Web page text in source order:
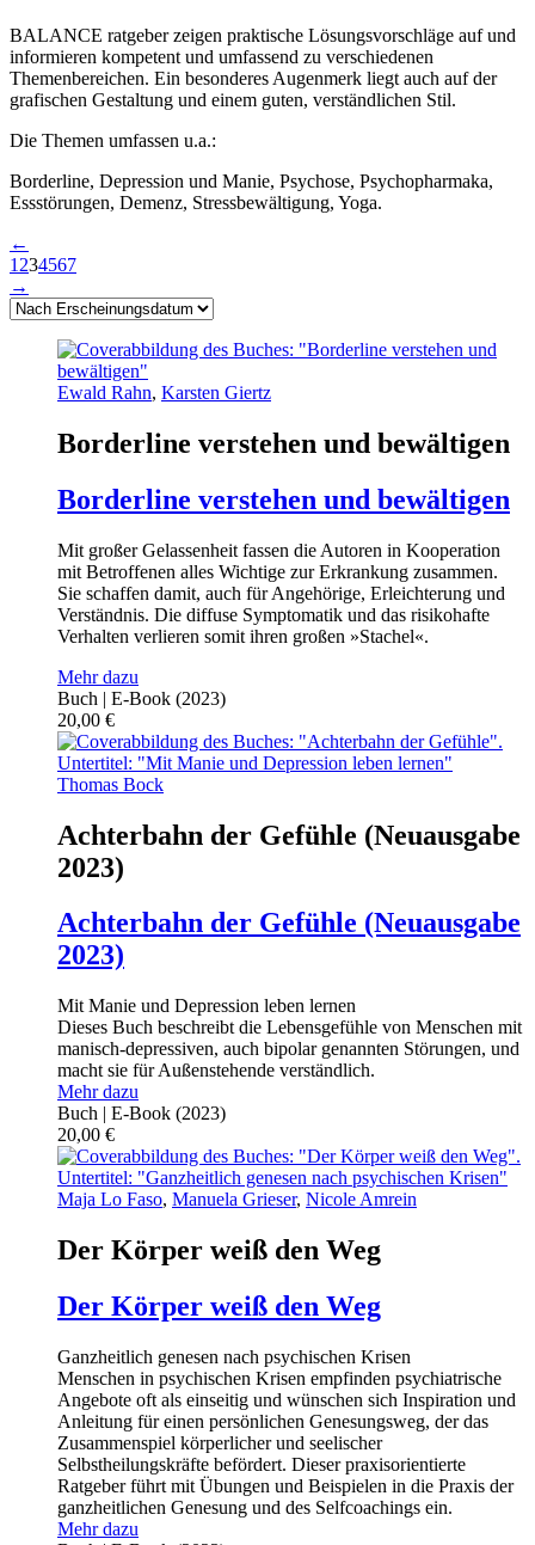
BALANCE ratgeber zeigen praktische Lösungsvorschläge auf und
informieren kompetent und umfassend zu verschiedenen
Themenbereichen. Ein besonderes Augenmerk liegt auch auf der
grafischen Gestaltung und einem guten, verständlichen Stil.
Die Themen umfassen u.a.:
Borderline, Depression und Manie, Psychose, Psychopharmaka,
Essstörungen, Demenz, Stressbewältigung, Yoga.
←
1 234567
→
Ewald Rahn, Karsten Giertz
Borderline verstehen und bewältigen
Borderline verstehen und bewältigen
Mit großer Gelassenheit fassen die Autoren in Kooperation
mit Betroffenen alles Wichtige zur Erkrankung zusammen.
Sie schaffen damit, auch für Angehörige, Erleichterung und
Verständnis. Die diffuse Symptomatik und das risikohafte
Verhalten verlieren somit ihren großen »Stachel«.
Mehr dazu
Buch | E-Book (2023)
20,00 €
Thomas Bock
Achterbahn der Gefühle (Neuausgabe
2023)
Achterbahn der Gefühle (Neuausgabe
2023)
Mit Manie und Depression leben lernen
Dieses Buch beschreibt die Lebensgefühle von Menschen mit
manisch-depressiven, auch bipolar genannten Störungen, und
macht sie für Außenstehende verständlich.
Mehr dazu
Buch | E-Book (2023)
20,00 €
Maja Lo Faso, Manuela Grieser, Nicole Amrein
Der Körper weiß den Weg
Der Körper weiß den Weg
Ganzheitlich genesen nach psychischen Krisen
Menschen in psychischen Krisen empfinden psychiatrische
Angebote oft als einseitig und wünschen sich Inspiration und
Anleitung für einen persönlichen Genesungsweg, der das
Zusammenspiel körperlicher und seelischer
Selbstheilungskräfte befördert. Dieser praxisorientierte
Ratgeber führt mit Übungen und Beispielen in die Praxis der
ganzheitlichen Genesung und des Selfcoachings ein.
Mehr dazu